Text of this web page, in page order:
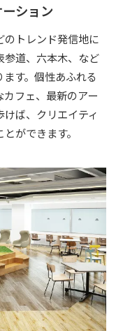
ション
トレンド発信地に
参道、六本木、など
す。個性あふれる
フェ、最新のアー
ば、クリエイティ
ができます。